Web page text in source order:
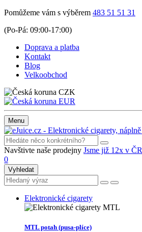
Pomůžeme vám s výběrem 483 51 51 31
(Po-Pá: 09:00-17:00)
Doprava a platba
Kontakt
Blog
Velkoobchod
CZK
EUR
Menu
Navštivte naše prodejny Jsme již 12x v ČR
0
Vyhledat
Elektronické cigarety
MTL potah (pusa-plíce)